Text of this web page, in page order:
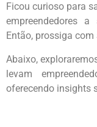
Ficou curioso para
empreendedores
Então, prossiga com
Abaixo,
levam
oferecendo insights